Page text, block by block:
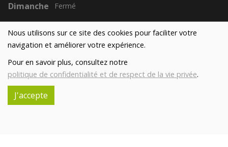
Nous utilisons sur ce site des cookies pour faciliter votre
navigation et améliorer votre expérience.
Pour en savoir plus, consultez notre
politique de confidentialité et de respect de la vie privée.
J'accepte
Dimanche Fermé